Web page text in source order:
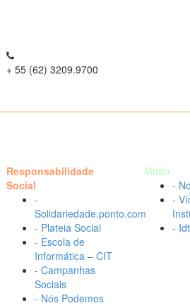
+ 55 (62) 3209.9700
Responsabilidade
Social
-
Solidariedade.ponto.com
- Plateia Social
- Escola de
Informática – CIT
- Campanhas
Sociais
- Nós Podemos
Mídia
-
-
-